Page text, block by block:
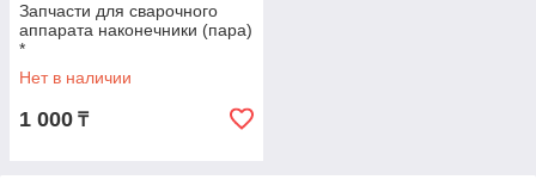
Запчасти для сварочного
аппарата наконечники (пара)
*
Нет в наличии
1 000 ₸